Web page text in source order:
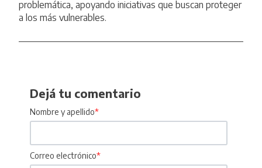
problemática, apoyando iniciativas que buscan proteger
a los más vulnerables.
Dejá tu comentario
Nombre y apellido*
Correo electrónico*